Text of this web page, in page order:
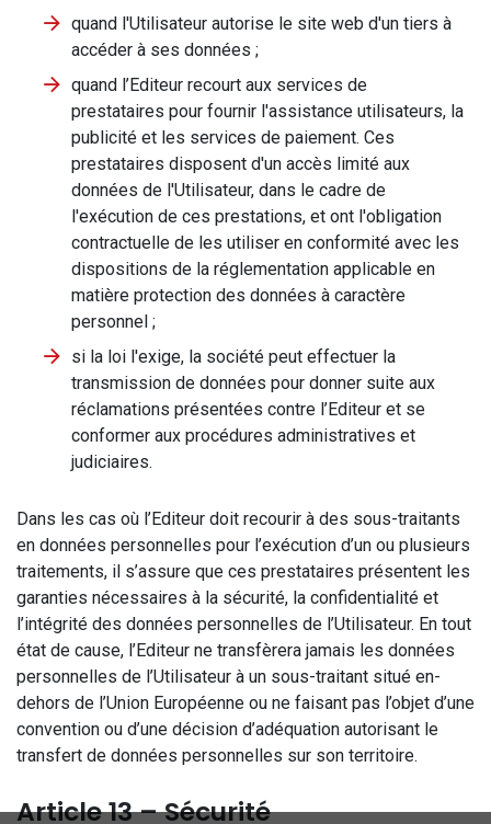
quand l'Utilisateur autorise le site web d'un tiers à
accéder à ses données ;
quand l’Editeur recourt aux services de
prestataires pour fournir l'assistance utilisateurs, la
publicité et les services de paiement. Ces
prestataires disposent d'un accès limité aux
données de l'Utilisateur, dans le cadre de
l'exécution de ces prestations, et ont l'obligation
contractuelle de les utiliser en conformité avec les
dispositions de la réglementation applicable en
matière protection des données à caractère
personnel ;
si la loi l'exige, la société peut effectuer la
transmission de données pour donner suite aux
réclamations présentées contre l’Editeur et se
conformer aux procédures administratives et
judiciaires.
Dans les cas où l’Editeur doit recourir à des sous-traitants
en données personnelles pour l’exécution d’un ou plusieurs
traitements, il s’assure que ces prestataires présentent les
garanties nécessaires à la sécurité, la confidentialité et
l’intégrité des données personnelles de l’Utilisateur. En tout
état de cause, l’Editeur ne transfèrera jamais les données
personnelles de l’Utilisateur à un sous-traitant situé en-
dehors de l’Union Européenne ou ne faisant pas l’objet d’une
convention ou d’une décision d’adéquation autorisant le
transfert de données personnelles sur son territoire.
Article 13 – Sécurité